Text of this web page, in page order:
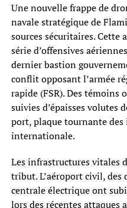
Une nouvelle frappe de
navale stratégique de
sources sécuritaires. Cette
série d’offensives
dernier bastion
conflit opposant l’armée
rapide (FSR). Des témoins
suivies d’épaisses volutes
port, plaque tournante
internationale.
Les infrastructures vitales
tribut. L’aéroport civil, des
centrale électrique ont
lors des récentes attaques